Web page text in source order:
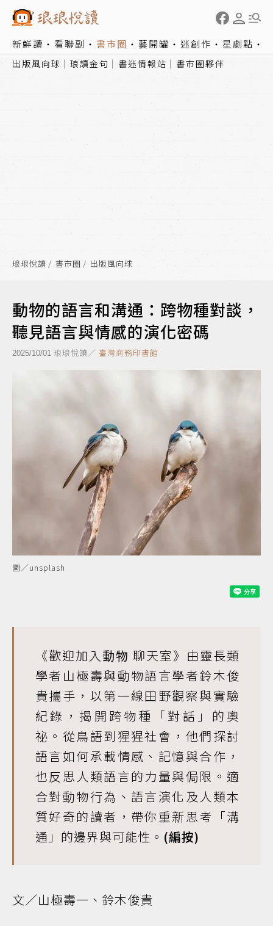
新鮮讀 看聯副 書市圈 藝開罐 迷創作 星劇點
出版風向球 琅讀金句 書迷情報站 書市圈夥伴
琅琅悅讀 書市圈 出版風向球
動物的語言和溝通：跨物種對談，
聽見語言與情感的演化密碼
2025/10/01 琅琅悅讀／ 臺灣商務印書館
圖／unsplash
《歡迎加入 動物 聊天室》由靈長類
學者山極壽與動物語言學者鈴木俊
貴攜手，以第一線田野觀察與實驗
紀錄，揭開跨物種「對話」的奧
祕。從鳥語到猩猩社會，他們探討
語言如何承載情感、記憶與合作，
也反思人類語言的力量與侷限。適
合對動物行為、語言演化及人類本
質好奇的讀者，帶你重新思考「溝
通」的邊界與可能性。 (編按)
文／山極壽一、鈴木俊貴